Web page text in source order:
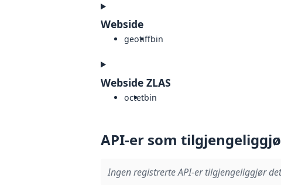
Webside
geotiffbin
Webside ZLAS
octetbin
API-er som
Ingen registrerte API-er tilgjengeliggjør